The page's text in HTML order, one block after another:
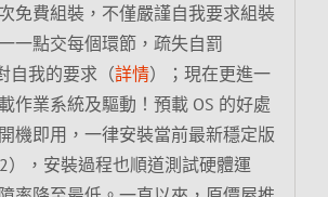
免費組裝，不僅嚴謹自我要求組裝
一點交每個環節，疏失自罰
自我的要求（詳情）；現在更進一
作業系統及驅動！預載 OS 的好處
機即用，一律安裝當前最新穩定版
），安裝過程也順道測試硬體運